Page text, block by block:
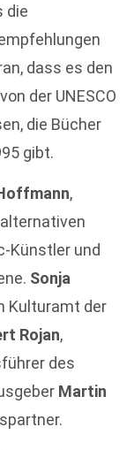
die
dass es den
der UNESCO
die Bücher
gibt.
,
Künstler und
Sonja
Kulturamt der
Rojan,
des
Martin